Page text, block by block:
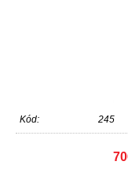
Kód: 245